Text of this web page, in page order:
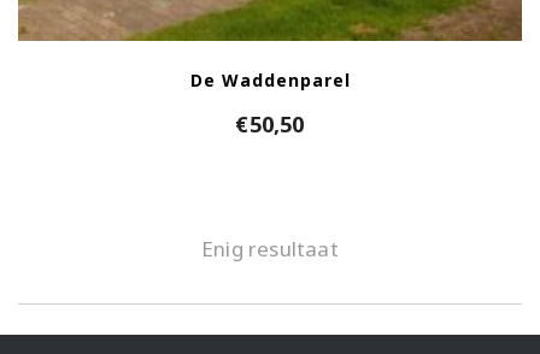
De Waddenparel
€50,50
Enig resultaat